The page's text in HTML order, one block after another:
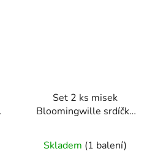
Set 2 ks misek
Bloomingwille srdíčka
Skladem (1 balení)